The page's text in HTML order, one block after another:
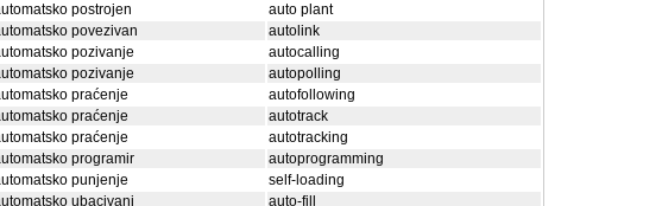
postrojen
auto plant
povezivan
autolink
pozivanje
autocalling
pozivanje
autopolling
praćenje
autofollowing
praćenje
autotrack
praćenje
autotracking
programir
autoprogramming
punjenje
self-loading
ubacivanj
auto-fill